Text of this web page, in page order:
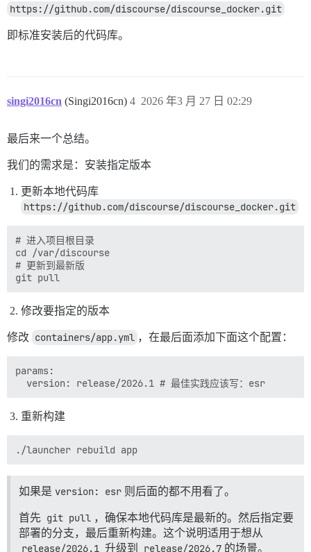
https://github.com/discourse/discourse_docker.git
即标准安装后的代码库。
singi2016cn (Singi2016cn) 2026 年3 月 27 日 02:29
4
最后来一个总结。
我们的需求是：安装指定版本
更新本地代码库
https://github.com/discourse/discourse_docker.git
# 进入项目根目录
cd /var/discourse
# 更新到最新版
修改要指定的版本
修改 containers/app.yml ，在最后面添加下面这个配置：
params:
重新构建
如果是 version: esr 则后面的都不用看了。
首先 git pull ，确保本地代码库是最新的。然后指定要
部署的分支，最后重新构建。这个说明适用于想从
release/2026.1 升级到 release/2026.7 的场景。